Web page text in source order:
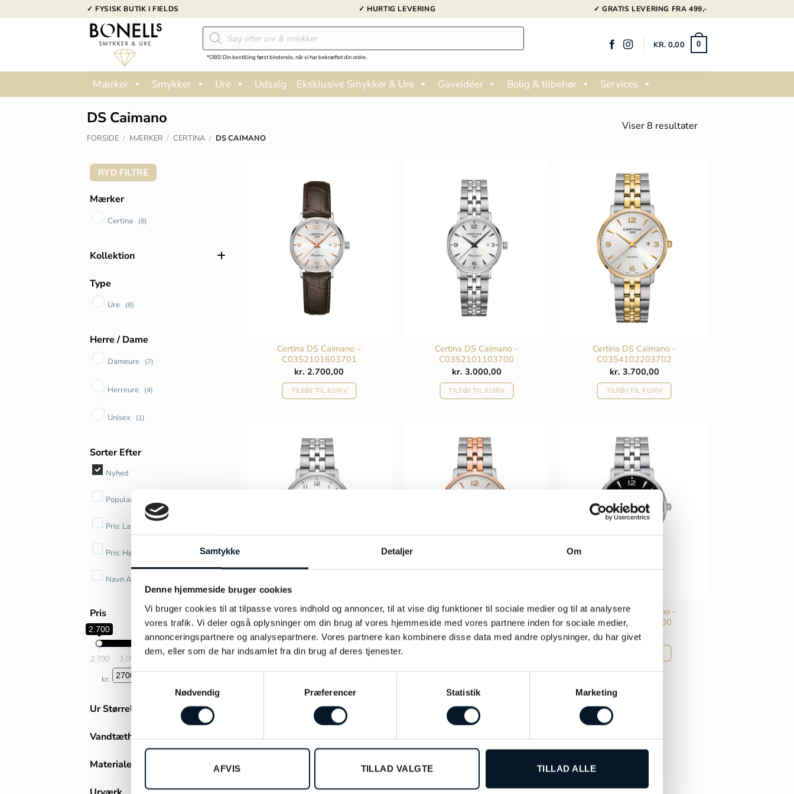
Samtykke Detaljer Om
Denne hjemmeside bruger cookies
Vi bruger cookies til at tilpasse vores indhold og annoncer, til at vise dig funktioner til sociale medier og til at analysere
vores trafik. Vi deler også oplysninger om din brug af vores hjemmeside med vores partnere inden for sociale medier,
annonceringspartnere og analysepartnere. Vores partnere kan kombinere disse data med andre oplysninger, du har givet
dem, eller som de har indsamlet fra din brug af deres tjenester.
Samtykkevalg
Nødvendig
Præferencer Statistik Marketing
AFVIS TILLAD VALGTE TILLAD ALLE
til
✓ FYSISK BUTIK I FIELDS ✓ HURTIG LEVERING ✓ GRATIS LEVERING FRA 499,-
Products
search
*OBS! Din bestilling først bindende, når vi har bekræftet din ordre.
KR. 0,00 0
Mærker Smykker Ure Udsalg Eksklusive Smykker & Ure Gaveidéer Bolig & tilbehør Services
DS Caimano
FORSIDE / MÆRKER / CERTINA / DS CAIMANO
Viser 8 resultaterSorteret
RYD FILTRE
Mærker
Certina (8)
Kollektion
Type
Ure (8)
Herre / Dame
Dameure (7)
Herreure (4)
Unisex (1)
Sorter Efter
Nyhed
Popularitet
Pris: Lav til høj
Pris: Høj til lav
Navn A til Z
Pris
2.700 4.100
2.700 3.050
kr.
Ur Størrelse
Vandtæthed
Materiale
Certina DS Caimano –
C0352101603701
kr. 2.700,00
TILFØJ TIL KURV
Certina DS Caimano –
C0352101103700
kr. 3.000,00
TILFØJ TIL KURV
Certina DS Caimano –
C0354102203702
kr. 3.700,00
TILFØJ TIL KURV
Certina DS Caimano –
C0354101101200
kr.3.000,00
TILFØJ TIL KURV
Certina DS Caimano –
C0354102203701
kr.3.700,00
Certina DS Caimano –
C0354101105700
kr. 3.000,00